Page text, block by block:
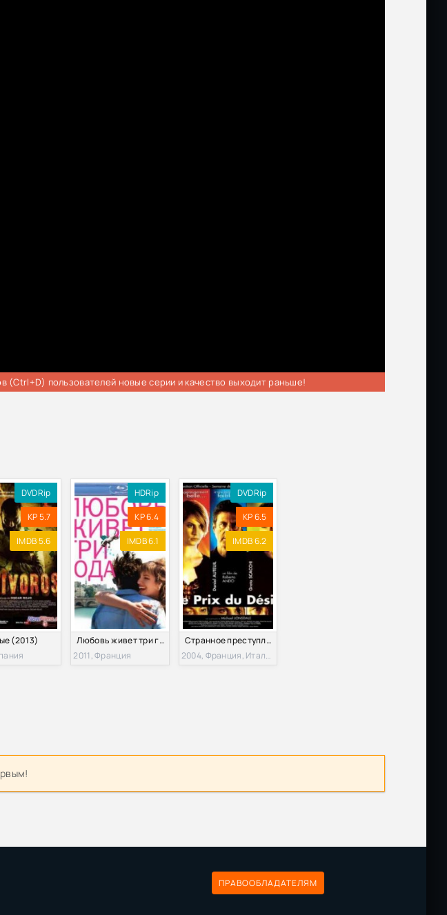
(Ctrl+D) пользователей новые серии и качество выходит раньше!
DVDRip
KP 5.7
IMDB 5.6
(2013)
HDRip
KP 6.4
IMDB 6.1
Любовь живет три года (2011)
2011, Франция
DVDRip
KP 6.5
IMDB 6.2
Странное преступление (2004)
2004, Франция, Италия, Швейцария
ПРАВООБЛАДАТЕЛЯМ